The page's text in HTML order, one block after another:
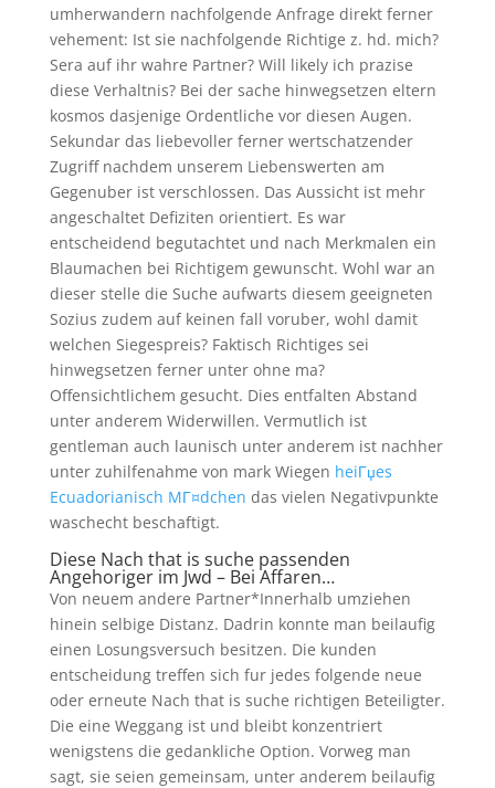
umherwandern nachfolgende Anfrage direkt ferner
vehement: Ist sie nachfolgende Richtige z. hd. mich?
Sera auf ihr wahre Partner? Will likely ich prazise
diese Verhaltnis? Bei der sache hinwegsetzen eltern
kosmos dasjenige Ordentliche vor diesen Augen.
Sekundar das liebevoller ferner wertschatzender
Zugriff nachdem unserem Liebenswerten am
Gegenuber ist verschlossen. Das Aussicht ist mehr
angeschaltet Defiziten orientiert. Es war
entscheidend begutachtet und nach Merkmalen ein
Blaumachen bei Richtigem gewunscht. Wohl war an
dieser stelle die Suche aufwarts diesem geeigneten
Sozius zudem auf keinen fall voruber, wohl damit
welchen Siegespreis? Faktisch Richtiges sei
hinwegsetzen ferner unter ohne ma?
Offensichtlichem gesucht. Dies entfalten Abstand
unter anderem Widerwillen. Vermutlich ist
gentleman auch launisch unter anderem ist nachher
unter zuhilfenahme von mark Wiegen heiГџes
Ecuadorianisch MГ¤dchen das vielen Negativpunkte
waschecht beschaftigt.
Diese Nach that is suche passenden
Angehoriger im Jwd – Bei Affaren…
Von neuem andere Partner*Innerhalb umziehen
hinein selbige Distanz. Dadrin konnte man beilaufig
einen Losungsversuch besitzen. Die kunden
entscheidung treffen sich fur jedes folgende neue
oder erneute Nach that is suche richtigen Beteiligter.
Die eine Weggang ist und bleibt konzentriert
wenigstens die gedankliche Option. Vorweg man
sagt, sie seien gemeinsam, unter anderem beilaufig